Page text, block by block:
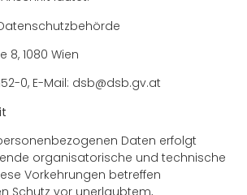
8, 1080 Wien
0, E-Mail: dsb@dsb.gv.at
Daten erfolgt
organisatorische und technische
Vorkehrungen betreffen